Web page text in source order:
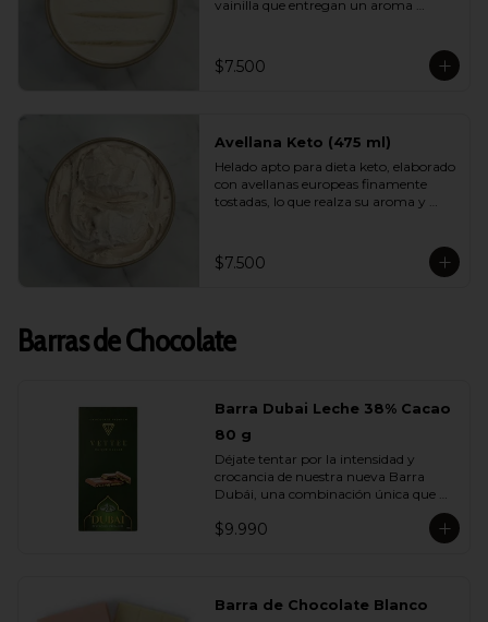
vainilla que entregan un aroma
buscan disfrutar de un helado liviano
sin renunciar al verdadero sabor de la
$7.500
Avellana Keto (475 ml)
Helado apto para dieta keto, elaborado
con avellanas europeas finamente
tostadas, lo que realza su aroma y
sorprendente. Ideal para quienes
cuidan su alimentación y quieren
$7.500
Barras de Chocolate
Barra Dubai Leche 38% Cacao
80 g
Déjate tentar por la intensidad y
crocancia de nuestra nueva Barra
Dubái, una combinación única que
fusiona lo mejor del chocolate europeo
con los sabores más exquisitos de
rellena con una cremosa pasta de
$9.990
Barra de Chocolate Blanco